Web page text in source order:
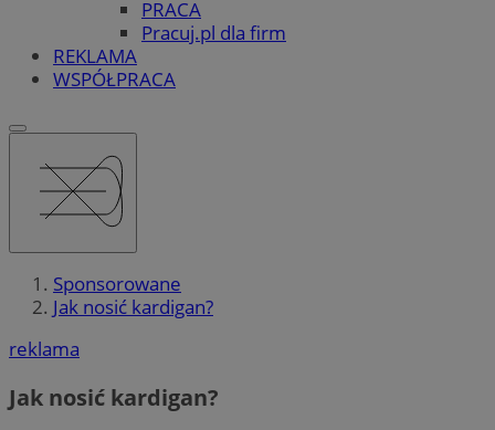
PRACA
Pracuj.pl dla firm
REKLAMA
WSPÓŁPRACA
Sponsorowane
Jak nosić kardigan?
reklama
Jak nosić kardigan?